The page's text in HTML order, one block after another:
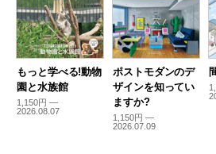
もっと学べる!動物
園と水族館
1,150円 —
2026.08.07
ポストモダンのデ
ザインを知ってい
ますか?
1,150円 —
2026.07.09